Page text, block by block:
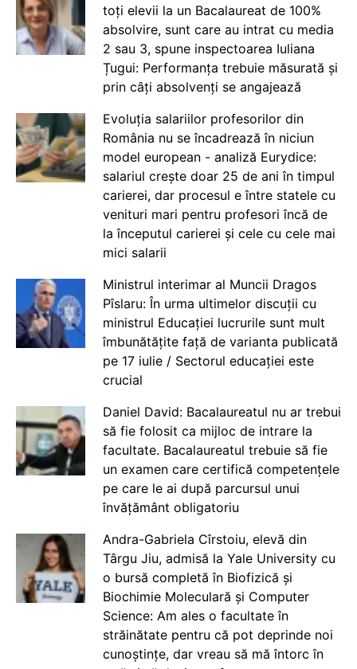
toți elevii la un Bacalaureat de 100%
absolvire, sunt care au intrat cu media
2 sau 3, spune inspectoarea Iuliana
Țugui: Performanța trebuie măsurată și
prin câți absolvenți se angajează
Evoluția salariilor profesorilor din
România nu se încadrează în niciun
model european - analiză Eurydice:
salariul crește doar 25 de ani în timpul
carierei, dar procesul e între statele cu
venituri mari pentru profesori încă de
la începutul carierei și cele cu cele mai
mici salarii
Ministrul interimar al Muncii Dragos
Pîslaru: În urma ultimelor discuții cu
ministrul Educației lucrurile sunt mult
îmbunătățite față de varianta publicată
pe 17 iulie / Sectorul educației este
crucial
Daniel David: Bacalaureatul nu ar trebui
să fie folosit ca mijloc de intrare la
facultate. Bacalaureatul trebuie să fie
un examen care certifică competențele
pe care le ai după parcursul unui
învățământ obligatoriu
Andra-Gabriela Cîrstoiu, elevă din
Târgu Jiu, admisă la Yale University cu
o bursă completă în Biofizică și
Biochimie Moleculară și Computer
Science: Am ales o facultate în
străinătate pentru că pot deprinde noi
cunoștințe, dar vreau să mă întorc în